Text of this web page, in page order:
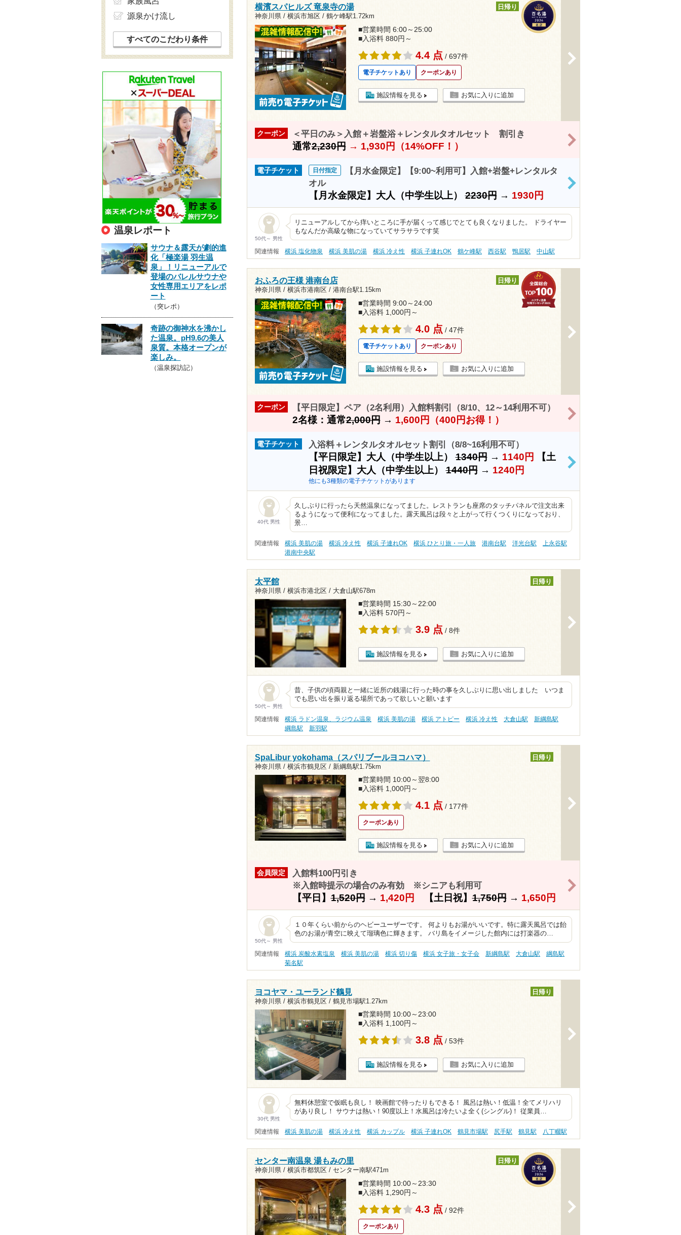
横濱スパヒルズ 竜泉寺の湯
神奈川県 / 横浜市旭区 / 鶴ケ峰駅1.72km
日帰り
■営業時間 6:00～25:00
■入浴料 880円～
4.4 点 / 697件
電子チケットあり クーポンあり
施設情報を見る お気に入りに追加
クーポン ＜平日のみ＞入館＋岩盤浴＋レンタルタオルセット 割引き
通常2,230円→ 1,930円（14%OFF！）
電子チケット 日付指定
【月水金限定】【9:00~利用可】入館+岩盤+レンタルタ
オル
【月水金限定】大人（中学生以上）2230円→ 1930円
>
50代～ 男性
リニューアルしてから痒いところに手が届くって感じでとても良くなりました。 ドライヤー
もなんだか高級な物になっていてサラサラです笑
関連情報 横浜 塩化物泉 横浜 美肌の湯 横浜 冷え性 横浜 子連れOK 鶴ケ峰駅 西谷駅 鴨居駅 中山駅
おふろの王様 港南台店
神奈川県 / 横浜市港南区 / 港南台駅1.15km
日帰り
■営業時間 9:00～24:00
■入浴料 1,000円～
4.0 点 / 47件
電子チケットあり クーポンあり
施設情報を見る お気に入りに追加
クーポン 【平日限定】ペア（2名利用）入館料割引（8/10、12～14利用不可）
2名様：通常2,000円→ 1,600円（400円お得！）
電子チケット 入浴料＋レンタルタオルセット割引（8/8~16利用不可）
【平日限定】大人（中学生以上）1340円→ 1140円
【土
日祝限定】大人（中学生以上）1440円→ 1240円
他にも3種類の電子チケットがあります
>
40代 男性
久しぶりに行ったら天然温泉になってました。レストランも座席のタッチパネルで注文出来
るようになって便利になってました。露天風呂は段々と上がって行くつくりになっており、
景…
関連情報 横浜 美肌の湯 横浜 冷え性 横浜 子連れOK 横浜 ひとり旅・一人旅 港南台駅 洋光台駅
上永谷駅
港南中央駅
太平館
神奈川県 / 横浜市港北区 / 大倉山駅678m
日帰り
■営業時間 15:30～22:00
■入浴料 570円～
3.9 点 / 8件
施設情報を見る お気に入りに追加
50代～ 男性
昔、子供の頃両親と一緒に近所の銭湯に行った時の事を久しぶりに思い出しました いつま
でも思い出を振り返る場所であって欲しいと願います
関連情報 横浜 ラドン温泉、ラジウム温泉 横浜 美肌の湯 横浜 アトピー 横浜 冷え性 大倉山駅
新綱島駅
綱島駅
新羽駅
SpaLibur yokohama（スパリブールヨコハマ）
神奈川県 / 横浜市鶴見区 / 新綱島駅1.75km
日帰り
■営業時間 10:00～翌8:00
■入浴料 1,000円～
4.1 点 / 177件
クーポンあり
施設情報を見る お気に入りに追加
会員限定
入館料100円引き
※入館時提示の場合のみ有効 ※シニアも利用可
【平日】1,520円→ 1,420円 【土日祝】1,750円→ 1,650円
50代～ 男性
１０年くらい前からのヘビーユーザーです。 何よりもお湯がいいです。特に露天風呂では飴
色のお湯が青空に映えて瑠璃色に輝きます。 バリ島をイメージした館内には打楽器の…
関連情報 横浜 炭酸水素塩泉 横浜 美肌の湯 横浜 切り傷 横浜 女子旅・女子会 新綱島駅 大倉山駅
綱島駅
菊名駅
ヨコヤマ・ユーランド鶴見
神奈川県 / 横浜市鶴見区 / 鶴見市場駅1.27km
日帰り
■営業時間 10:00～23:00
■入浴料 1,100円～
3.8 点 / 53件
施設情報を見る お気に入りに追加
30代 男性
無料休憩室で仮眠も良し！ 映画館で待ったりもできる！ 風呂は熱い！低温！全てメリハリ
があり良し！ サウナは熱い！90度以上！水風呂は冷たいよ全く(シングル)！ 従業員…
関連情報 横浜 美肌の湯 横浜 冷え性 横浜 カップル 横浜 子連れOK 鶴見市場駅 尻手駅 鶴見駅 八丁畷駅
センター南温泉 湯もみの里
神奈川県 / 横浜市都筑区 / センター南駅471m
日帰り
■営業時間 10:00～23:30
■入浴料 1,290円～
4.3 点 / 92件
クーポンあり
源泉かけ流し
すべてのこだわり条件
温泉レポート
サウナ＆露天が劇的進
化「極楽湯 羽生温
泉」！リニューアルで
登場のバレルサウナや
女性専用エリアをレポ
ート
（突レポ）
奇跡の御神水を沸かし
た温泉。pH9.6の美人
泉質。本格オープンが
楽しみ。
（温泉探訪記）